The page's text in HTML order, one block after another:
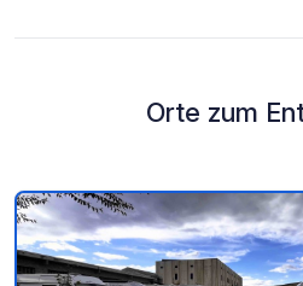
Orte zum